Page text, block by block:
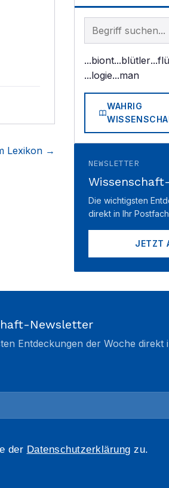
Lexikon →
Begriff im Lexikon
...biont...blütler
...logie...man
WAHRIG
NEWSLETTER
Die wichtigsten
direkt in Ihr
JETZT
Newsletter
Entdeckungen der Woche direkt